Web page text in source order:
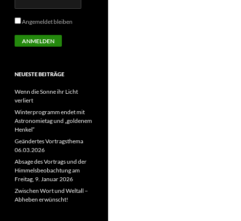
Angemeldet bleiben
NEUESTE BEITRÄGE
Wenn die Sonne ihr Licht
verliert
Winterprogramm endet mit
Astronomietag und „goldenem
Henkel“
Geändertes Vortragsthema
06.03.2026
Absage des Vortrags und der
Himmelsbeobachtung am
Freitag, 9. Januar 2026
Zwischen Wort und Weltall –
Abheben erwünscht!